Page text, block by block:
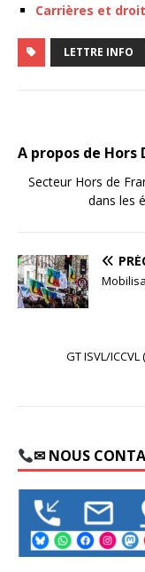
Carrières et
LETTRE INFO
A propos de Hors
Secteur Hors de
dans les
GT ISVL/
✉ NOUS